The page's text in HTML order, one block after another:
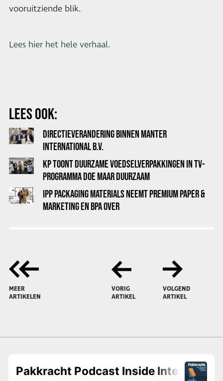
vooruitziende blik.
Lees hier het hele verhaal.
LEES OOK:
DIRECTIEVERANDERING BINNEN MANTER
INTERNATIONAL B.V.
KP TOONT DUURZAME VOEDSELVERPAKKINGEN IN TV-
PROGRAMMA DOE MAAR DUURZAAM
IPP PACKAGING MATERIALS NEEMT PREMIUM PAPER &
MARKETING EN BPA OVER
MEER
ARTIKELEN
VORIG
ARTIKEL
VOLGEND
ARTIKEL